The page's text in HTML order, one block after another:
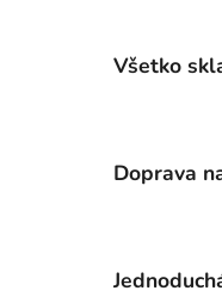
Všetko
Doprava